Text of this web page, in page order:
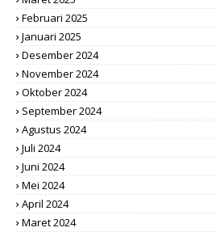
Februari 2025
Januari 2025
Desember 2024
November 2024
Oktober 2024
September 2024
Agustus 2024
Juli 2024
Juni 2024
Mei 2024
April 2024
Maret 2024